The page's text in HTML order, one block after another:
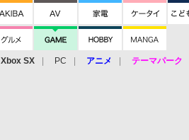
Xbox SX PC アニメ テーマパーク